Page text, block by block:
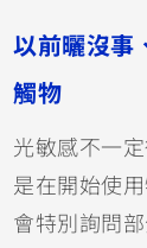
以前曬沒事
觸物
光敏感不一
是在開始使
會特別詢問